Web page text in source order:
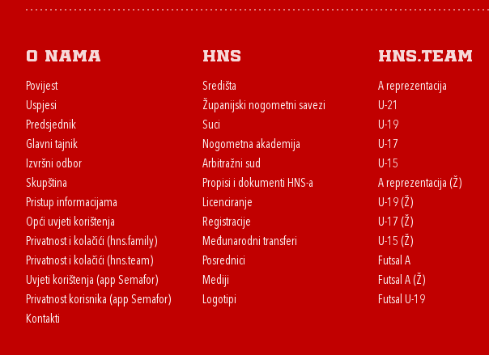
O nama
Povijest
Uspjesi
Predsjednik
Glavni tajnik
Izvršni odbor
Skupština
Pristup informacijama
Opći uvjeti korištenja
Privatnost i kolačići (hns.family)
Privatnost i kolačići (hns.team)
Uvjeti korištenja (app Semafor)
Privatnost korisnika (app Semafor)
Kontakti
HNS
Središta
Županijski nogometni savezi
Suci
Nogometna akademija
Arbitražni sud
Propisi i dokumenti HNS-a
Licenciranje
Registracije
Međunarodni transferi
Posrednici
Mediji
Logotipi
HNS.team
A reprezentacija
U-21
U-19
U-17
U-15
A reprezentacija (Ž)
U-19 (Ž)
U-17 (Ž)
U-15 (Ž)
Futsal A
Futsal A (Ž)
Futsal U-19